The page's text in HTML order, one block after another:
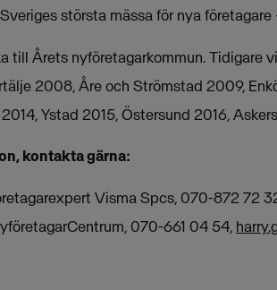
största mässa för nya
till Årets nyföretagarkommun. Tidigare
2008, Åre och Strömstad 2009,
Ystad 2015, Östersund 2016,
kontakta gärna:
Visma Spcs, 070-872 72
070-661 04 54,